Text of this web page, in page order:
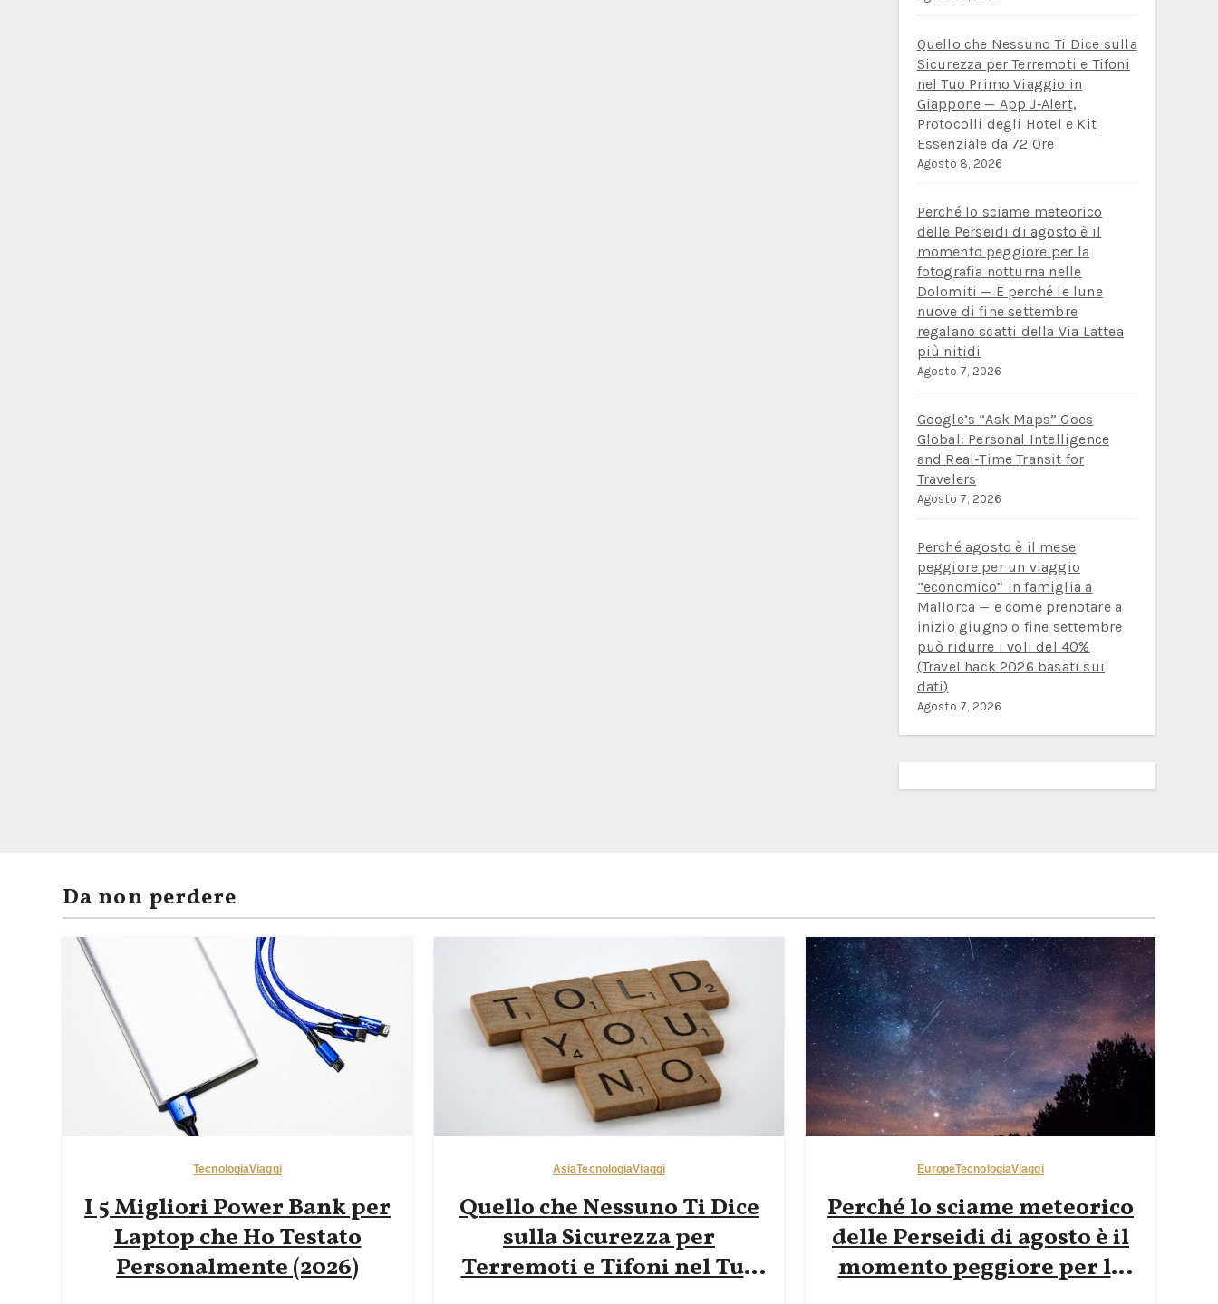
Quello che Nessuno Ti Dice sulla
Sicurezza per Terremoti e Tifoni
nel Tuo Primo Viaggio in
Giappone — App J‑Alert,
Protocolli degli Hotel e Kit
Essenziale da 72 Ore
Agosto 8, 2026
Perché lo sciame meteorico
delle Perseidi di agosto è il
momento peggiore per la
fotografia notturna nelle
Dolomiti — E perché le lune
nuove di fine settembre
regalano scatti della Via Lattea
più nitidi
Agosto 7, 2026
Google’s “Ask Maps” Goes
Global: Personal Intelligence
and Real‑Time Transit for
Travelers
Agosto 7, 2026
Perché agosto è il mese
peggiore per un viaggio
“economico” in famiglia a
Mallorca — e come prenotare a
inizio giugno o fine settembre
può ridurre i voli del 40%
(Travel hack 2026 basati sui
dati)
Agosto 7, 2026
Da non perdere
TecnologiaViaggi
I 5 Migliori Power Bank per
Laptop che Ho Testato
Personalmente (2026)
AsiaTecnologiaViaggi
Quello che Nessuno Ti Dice
sulla Sicurezza per
Terremoti e Tifoni nel Tuo
EuropeTecnologiaViaggi
Perché lo sciame meteorico
delle Perseidi di agosto è il
momento peggiore per la